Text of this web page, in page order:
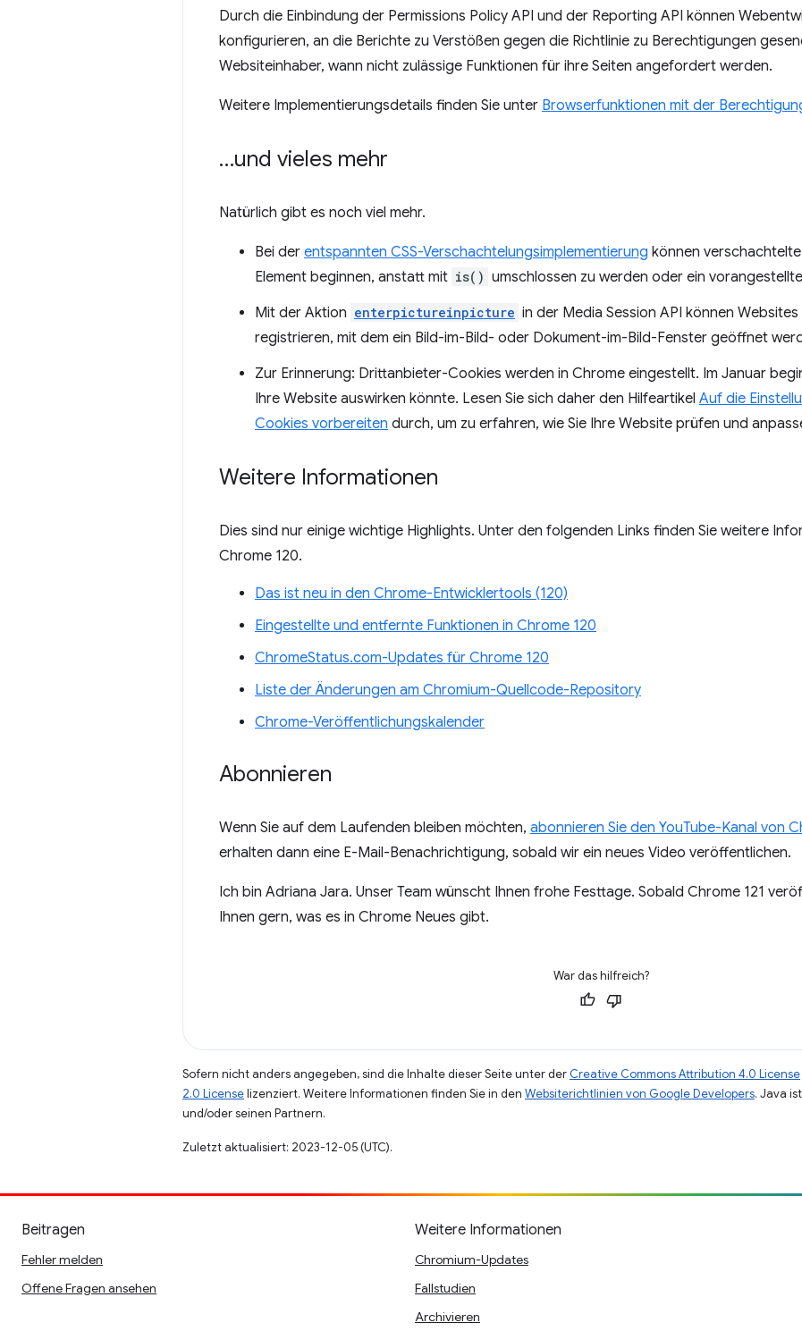
Durch die Einbindung der Permissions Policy API und der Reporting API können
konfigurieren, an die Berichte zu Verstößen gegen die Richtlinie zu Berechtigungen
Websiteinhaber, wann nicht zulässige Funktionen für ihre Seiten angefordert werden.
Weitere Implementierungsdetails finden Sie unter Browserfunktionen mit der
…und vieles mehr
Natürlich gibt es noch viel mehr.
Bei der entspannten CSS-Verschachtelungsimplementierung können
Element beginnen, anstatt mit is() umschlossen zu werden oder ein
Mit der Aktion enterpictureinpicture in der Media Session API können
registrieren, mit dem ein Bild-im-Bild- oder Dokument-im-Bild-Fenster geöffnet
Zur Erinnerung: Drittanbieter-Cookies werden in Chrome eingestellt. Im Januar
Ihre Website auswirken könnte. Lesen Sie sich daher den Hilfeartikel Auf die
Cookies vorbereiten durch, um zu erfahren, wie Sie Ihre Website prüfen und
Weitere Informationen
Dies sind nur einige wichtige Highlights. Unter den folgenden Links finden Sie weitere
Chrome 120.
Das ist neu in den Chrome-Entwicklertools (120)
Eingestellte und entfernte Funktionen in Chrome 120
ChromeStatus.com-Updates für Chrome 120
Liste der Änderungen am Chromium-Quellcode-Repository
Chrome-Veröffentlichungskalender
Abonnieren
Wenn Sie auf dem Laufenden bleiben möchten, abonnieren Sie den YouTube-Kanal von
erhalten dann eine E-Mail-Benachrichtigung, sobald wir ein neues Video veröffentlichen.
Ich bin Adriana Jara. Unser Team wünscht Ihnen frohe Festtage. Sobald Chrome 121
Ihnen gern, was es in Chrome Neues gibt.
War das hilfreich?
Sofern nicht anders angegeben, sind die Inhalte dieser Seite unter der Creative Commons Attribution 4.0 License
2.0 Licenselizenziert. Weitere Informationen finden Sie in den Websiterichtlinien von Google Developers. Java
und/oder seinen Partnern.
Zuletzt aktualisiert: 2023-12-05 (UTC).
Beitragen
Fehler melden
Offene Fragen ansehen
Weitere Informationen
Chromium-Updates
Fallstudien
Archivieren